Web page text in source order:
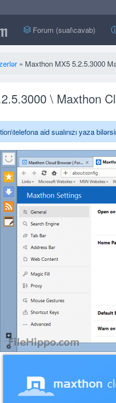
Forum (sual\cavab)
» Maxthon MX5 5.2.5.3000
\ Maxthon
aid sualınızı yaza